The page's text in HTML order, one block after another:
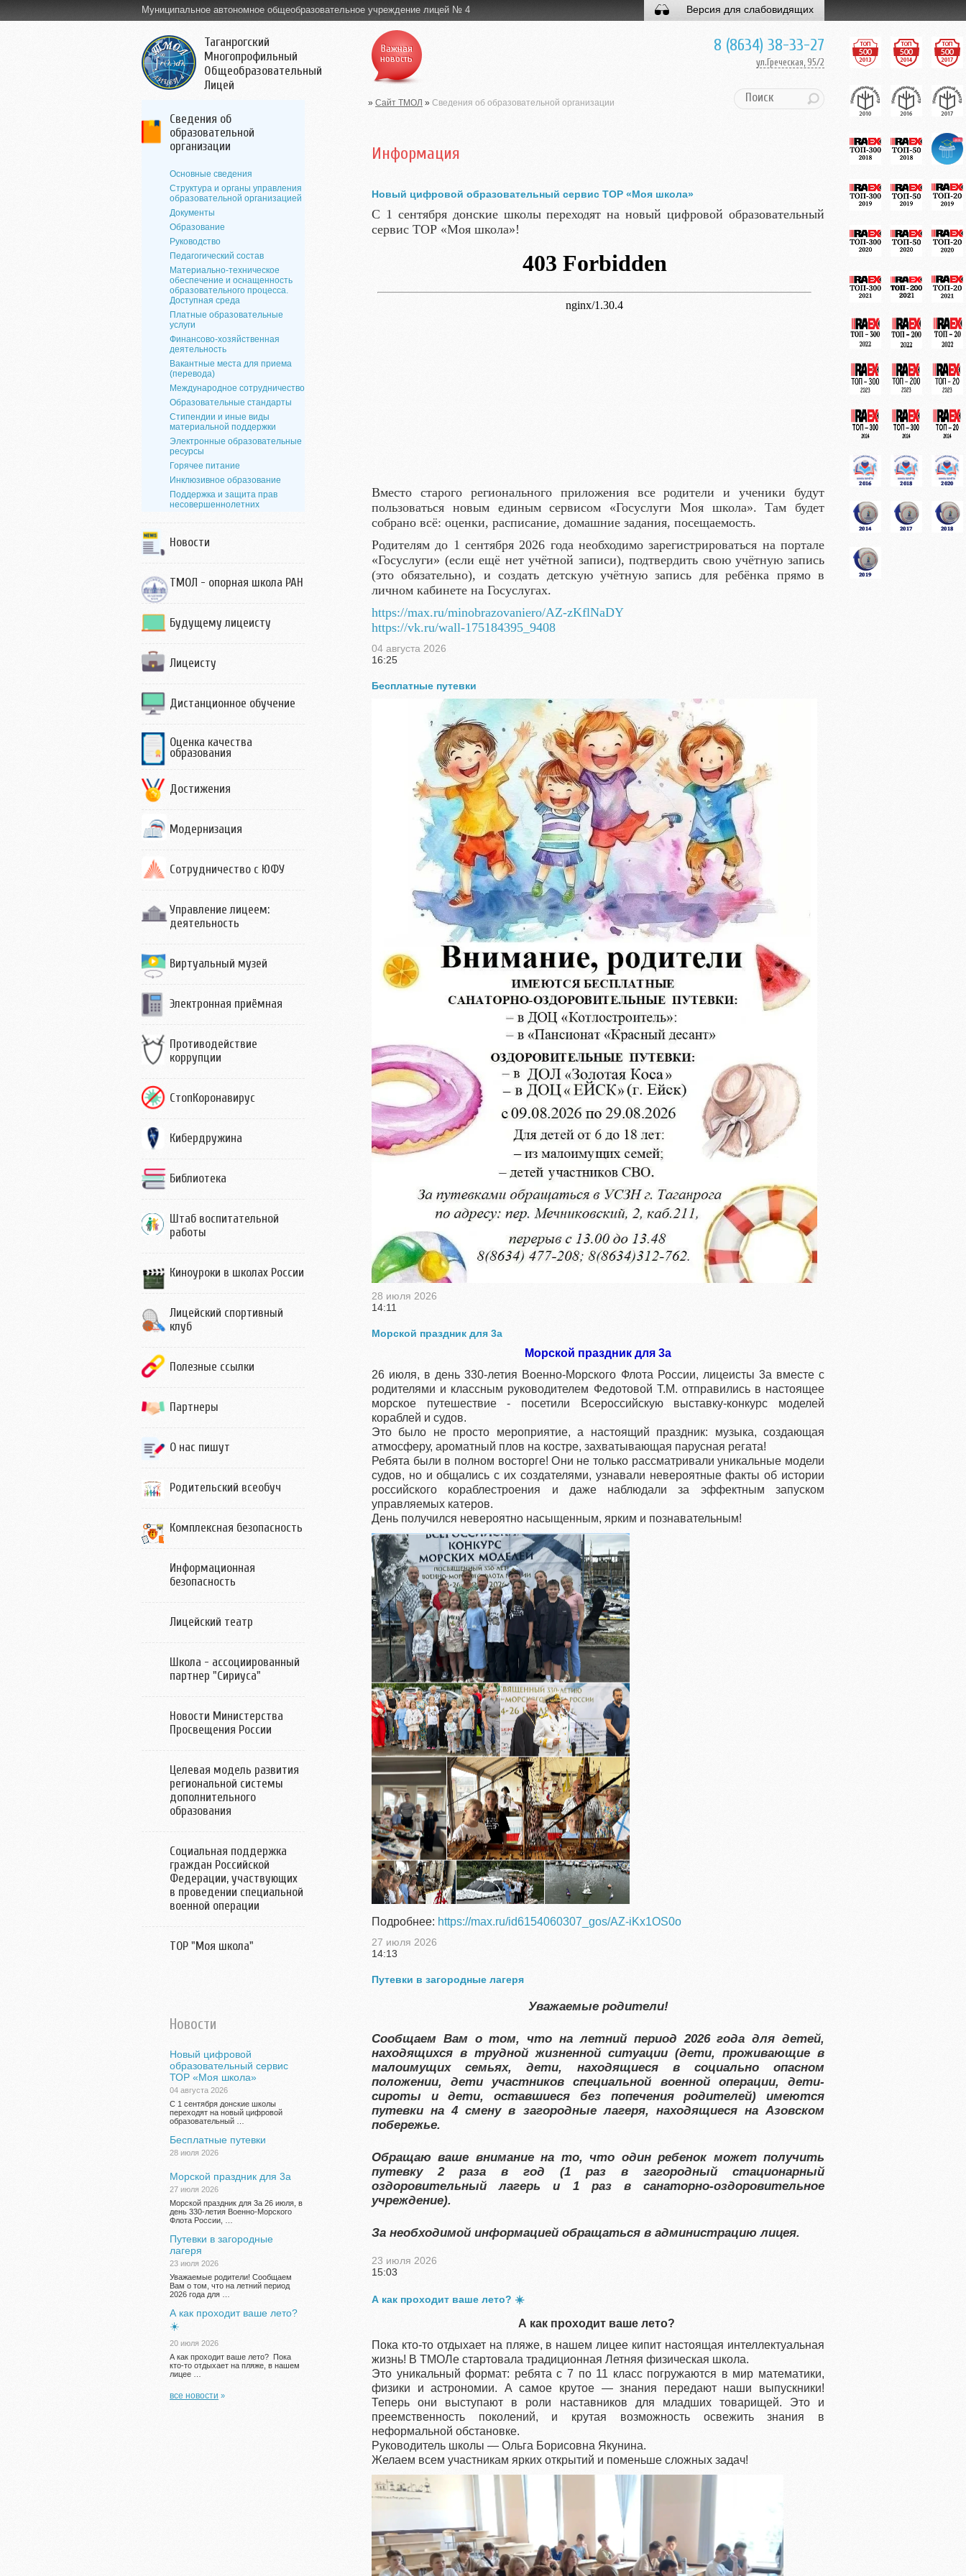
Муниципальное автономное общеобразовательное учреждение лицей № 4 Версия для слабовидящих
Таганрогский
Многопрофильный
Общеобразовательный
Лицей
Сведения об
образовательной
организации
Основные сведения
Структура и органы управления
образовательной организацией
Документы
Образование
Руководство
Педагогический состав
Материально-техническое
обеспечение и оснащенность
образовательного процесса.
Доступная среда
Платные образовательные
услуги
Финансово-хозяйственная
деятельность
Вакантные места для приема
(перевода)
Международное сотрудничество
Образовательные стандарты
Стипендии и иные виды
материальной поддержки
Электронные образовательные
ресурсы
Горячее питание
Инклюзивное образование
Поддержка и защита прав
несовершеннолетних
Новости
ТМОЛ - опорная школа РАН
Будущему лицеисту
Лицеисту
Дистанционное обучение
Оценка качества
образования
Достижения
Модернизация
Сотрудничество с ЮФУ
Управление лицеем:
деятельность
Виртуальный музей
Электронная приёмная
Противодействие
коррупции
СтопКоронавирус
Кибердружина
Библиотека
Штаб воспитательной
работы
Киноуроки в школах России
Лицейский спортивный
клуб
Полезные ссылки
Партнеры
О нас пишут
Родительский всеобуч
Комплексная безопасность
Информационная
безопасность
Лицейский театр
Школа - ассоциированный
партнер "Сириуса"
Новости Министерства
Просвещения России
Целевая модель развития
региональной системы
дополнительного
образования
Социальная поддержка
граждан Российской
Федерации, участвующих
в проведении специальной
военной операции
ТОР "Моя школа"
Новости
Новый цифровой
образовательный сервис
ТОР «Моя школа»
04 августа 2026
С 1 сентября донские школы
переходят на новый цифровой
образовательный …
Бесплатные путевки
28 июля 2026
Морской праздник для 3а
27 июля 2026
Морской праздник для 3а 26 июля, в
день 330-летия Военно-Морского
Флота России, …
Путевки в загородные
лагеря
23 июля 2026
Уважаемые родители! Сообщаем
Вам о том, что на летний период
2026 года для …
А как проходит ваше лето?
☀️
20 июля 2026
А как проходит ваше лето? Пока
кто-то отдыхает на пляже, в нашем
лицее …
все новости »
8 (8634) 38-33-27
ул.Греческая, 95/2
Важная
новость
» Сайт ТМОЛ » Сведения об образовательной организации
Информация
Новый цифровой образовательный сервис ТОР «Моя школа»
С 1 сентября донские школы переходят на новый цифровой образовательный
сервис ТОР «Моя школа»!
Вместо старого регионального приложения все родители и ученики будут
пользоваться новым единым сервисом «Госуслуги Моя школа». Там будет
собрано всё: оценки, расписание, домашние задания, посещаемость.
Родителям до 1 сентября 2026 года необходимо зарегистрироваться на портале
«Госуслуги» (если ещё нет учётной записи), подтвердить свою учётную запись
(это обязательно), и создать детскую учётную запись для ребёнка прямо в
личном кабинете на Госуслугах.
https://max.ru/minobrazovaniero/AZ-zKflNaDY
https://vk.ru/wall-175184395_9408
04 августа 2026
16:25
Бесплатные путевки
28 июля 2026
14:11
Морской праздник для 3а
Морской праздник для 3а
26 июля, в день 330-летия Военно-Морского Флота России, лицеисты 3а вместе с
родителями и классным руководителем Федотовой Т.М. отправились в настоящее
морское путешествие - посетили Всероссийскую выставку-конкурс моделей
кораблей и судов.
Это было не просто мероприятие, а настоящий праздник: музыка, создающая
атмосферу, ароматный плов на костре, захватывающая парусная регата!
Ребята были в полном восторге! Они не только рассматривали уникальные модели
судов, но и общались с их создателями, узнавали невероятные факты об истории
российского кораблестроения и даже наблюдали за эффектным запуском
управляемых катеров.
День получился невероятно насыщенным, ярким и познавательным!
Подробнее: https://max.ru/id6154060307_gos/AZ-iKx1OS0o
27 июля 2026
14:13
Путевки в загородные лагеря
Уважаемые родители!
Сообщаем Вам о том, что на летний период 2026 года для детей,
находящихся в трудной жизненной ситуации (дети, проживающие в
малоимущих семьях, дети, находящиеся в социально опасном
положении, дети участников специальной военной операции, дети-
сироты и дети, оставшиеся без попечения родителей) имеются
путевки на 4 смену в загородные лагеря, находящиеся на Азовском
побережье.
Обращаю ваше внимание на то, что один ребенок может получить
путевку 2 раза в год (1 раз в загородный стационарный
оздоровительный лагерь и 1 раз в санаторно-оздоровительное
учреждение).
За необходимой информацией обращаться в администрацию лицея.
23 июля 2026
15:03
А как проходит ваше лето? ☀️
А как проходит ваше лето?
Пока кто-то отдыхает на пляже, в нашем лицее кипит настоящая интеллектуальная
жизнь! В ТМОЛе стартовала традиционная Летняя физическая школа.
Это уникальный формат: ребята с 7 по 11 класс погружаются в мир математики,
физики и астрономии. А самое крутое — знания передают наши выпускники!
Теперь они выступают в роли наставников для младших товарищей. Это и
преемственность поколений, и крутая возможность освежить знания в
неформальной обстановке.
Руководитель школы — Ольга Борисовна Якунина.
Желаем всем участникам ярких открытий и поменьше сложных задач!